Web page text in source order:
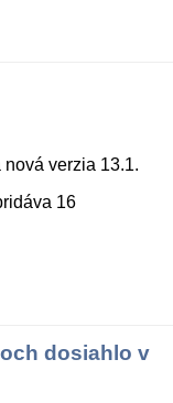
verzia 13.1.
16
dosiahlo v